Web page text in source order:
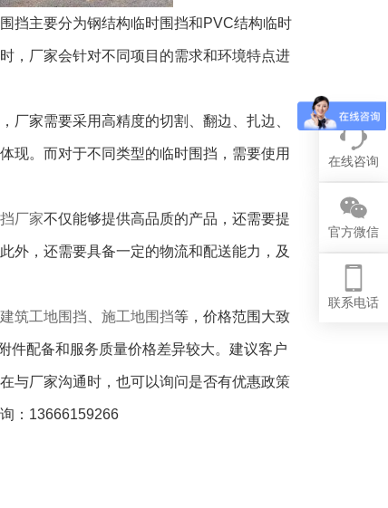
挡主要分为钢结构临时围挡和PVC结构临时
，厂家会针对不同项目的需求和环境特点进
家需要采用高精度的切割、翻边、扎边、
现。而对于不同类型的临时围挡，需要使用
厂家不仅能够提供高品质的产品，还需要提
外，还需要具备一定的物流和配送能力，及
建筑工地围挡 施工地围挡等， 价格范围大致
件配备和服务质量价格差异较大。建议客户
与厂家沟通时，也可以询问是否有优惠政策
：13666159266
在线咨询
官方微信
联系电话